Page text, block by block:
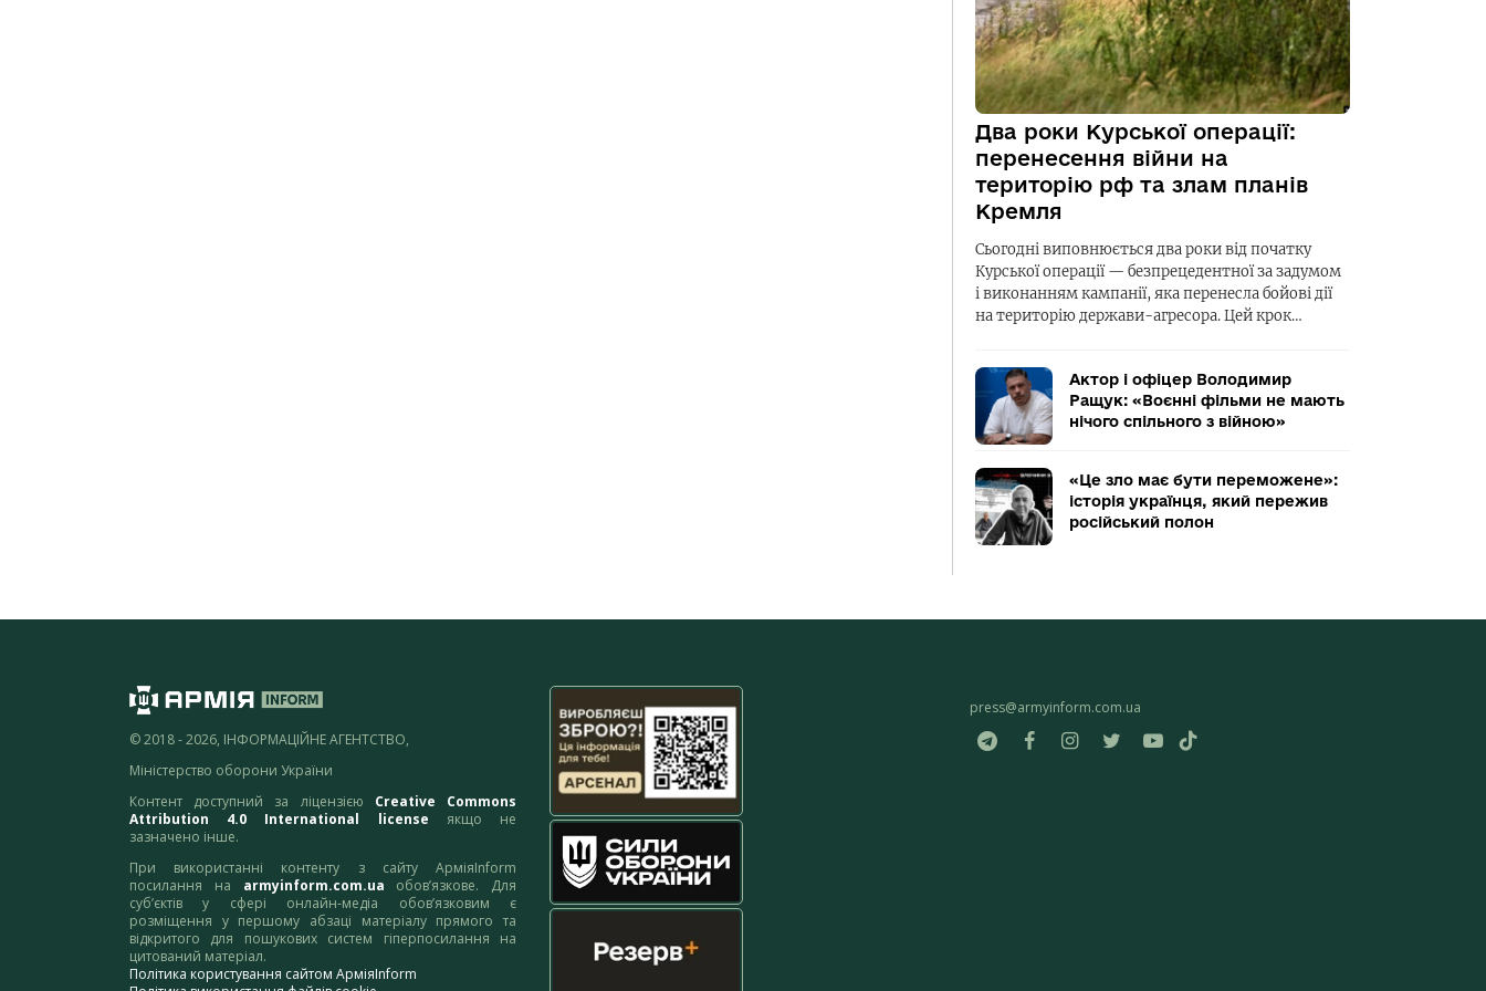
Два роки Курської операції:
перенесення війни на
територію рф та злам планів
Кремля
Сьогодні виповнюється два роки від початку
Курської операції — безпрецедентної за задумом
і виконанням кампанії, яка перенесла бойові дії
на територію держави-агресора. Цей крок…
Актор і офіцер Володимир
Ращук: «Воєнні фільми не мають
нічого спільного з війною»
«Це зло має бути переможене»:
історія українця, який пережив
російський полон
© 2018 - 2026, ІНФОРМАЦІЙНЕ АГЕНТСТВО,
Міністерство оборони України
Контент доступний за ліцензією Creative Commons
Attribution 4.0 International license якщо не
зазначено інше.
При використанні контенту з сайту АрміяInform
посилання на armyinform.com.ua обов’язкове. Для
суб’єктів у сфері онлайн-медіа обов’язковим є
розміщення у першому абзаці матеріалу прямого та
відкритого для пошукових систем гіперпосилання на
цитований матеріал.
Політика користування сайтом АрміяInform
press@armyinform.com.ua